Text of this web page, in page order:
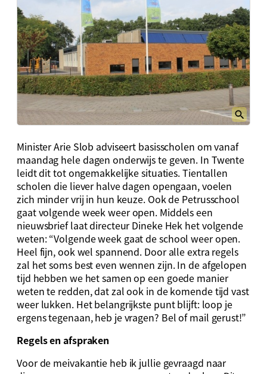
Minister Arie Slob adviseert basisscholen om vanaf
maandag hele dagen onderwijs te geven. In Twente
leidt dit tot ongemakkelijke situaties. Tientallen
scholen die liever halve dagen opengaan, voelen
zich minder vrij in hun keuze. Ook de Petrusschool
gaat volgende week weer open. Middels een
nieuwsbrief laat directeur Dineke Hek het volgende
weten: “Volgende week gaat de school weer open.
Heel fijn, ook wel spannend. Door alle extra regels
zal het soms best even wennen zijn. In de afgelopen
tijd hebben we het samen op een goede manier
weten te redden, dat zal ook in de komende tijd vast
weer lukken. Het belangrijkste punt blijft: loop je
ergens tegenaan, heb je vragen? Bel of mail gerust!”
Regels en afspraken
Voor de meivakantie heb ik jullie gevraagd naar